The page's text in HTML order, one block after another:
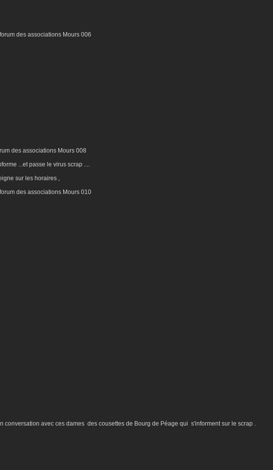
...et passe le virus scrap ....
sur les horaires ,
conversation avec ces dames des cousettes de Bourg de Péage qui s'informent sur le scrap .